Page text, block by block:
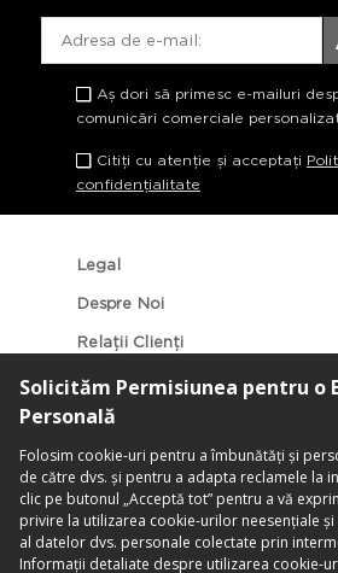
Aș dori să primesc e-mailuri
comunicări comerciale
Citiți cu atenție și acceptați
confidențialitate
Legal
Despre Noi
Relații Clienți
Categorii Populare
Localizarea Magazinelor